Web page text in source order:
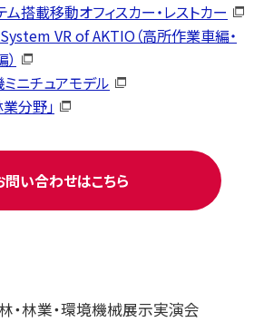
ム搭載移動オフィスカー・レストカー
VR of AKTIO（高所作業車編・
ニチュアモデル
分野」
問い合わせはこちら
・林業・環境機械展示実演会